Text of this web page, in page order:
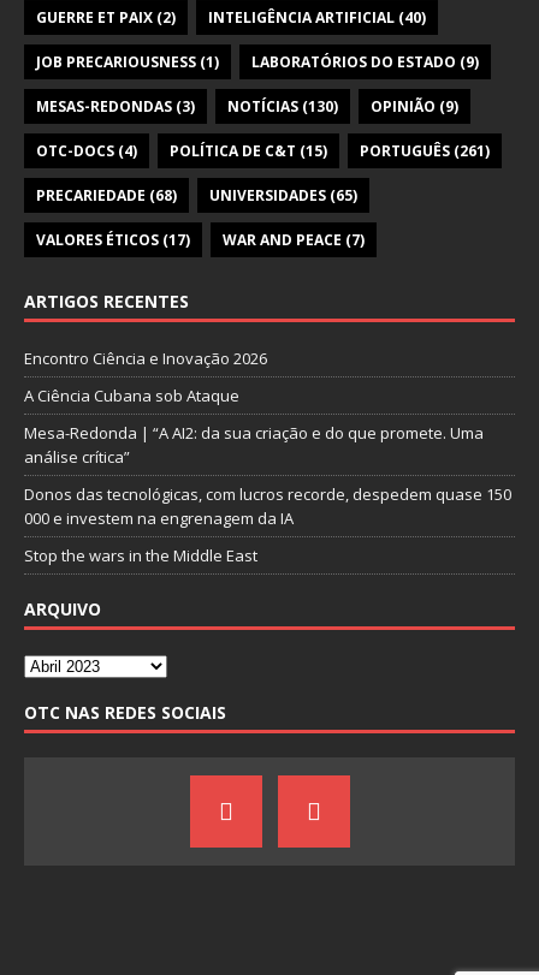
GUERRE ET PAIX (2) INTELIGÊNCIA ARTIFICIAL (40)
JOB PRECARIOUSNESS (1) LABORATÓRIOS DO ESTADO (9)
MESAS-REDONDAS (3) NOTÍCIAS (130) OPINIÃO (9)
OTC-DOCS (4) POLÍTICA DE C&T (15) PORTUGUÊS (261)
PRECARIEDADE (68) UNIVERSIDADES (65)
VALORES ÉTICOS (17) WAR AND PEACE (7)
ARTIGOS RECENTES
Encontro Ciência e Inovação 2026
A Ciência Cubana sob Ataque
Mesa-Redonda | “A AI2: da sua criação e do que promete. Uma
análise crítica”
Donos das tecnológicas, com lucros recorde, despedem quase 150
000 e investem na engrenagem da IA
Stop the wars in the Middle East
ARQUIVO
OTC NAS REDES SOCIAIS